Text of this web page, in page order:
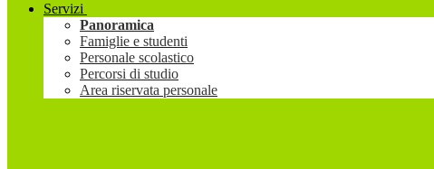
Servizi
Panoramica
Famiglie e studenti
Personale scolastico
Percorsi di studio
Area riservata personale